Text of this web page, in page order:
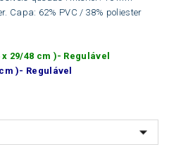
Capa: 62% PVC / 38% poliester
29/48 cm )- Regulável
)- Regulável